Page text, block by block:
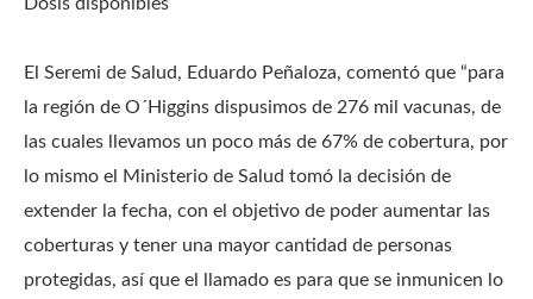
El Seremi de Salud, Eduardo Peñaloza, comentó que “para
la región de O´Higgins dispusimos de 276 mil vacunas, de
las cuales llevamos un poco más de 67% de cobertura, por
lo mismo el Ministerio de Salud tomó la decisión de
extender la fecha, con el objetivo de poder aumentar las
coberturas y tener una mayor cantidad de personas
protegidas, así que el llamado es para que se inmunicen lo